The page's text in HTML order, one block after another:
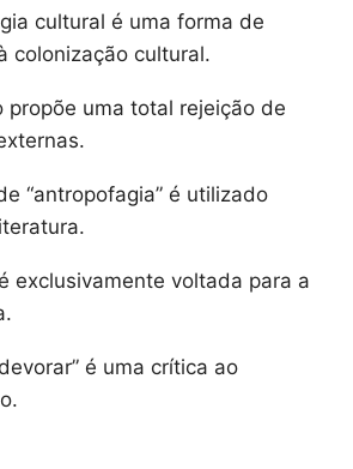
cultural é uma forma de
colonização cultural.
propõe uma total rejeição de
“antropofagia” é utilizado
exclusivamente voltada para a
é uma crítica ao